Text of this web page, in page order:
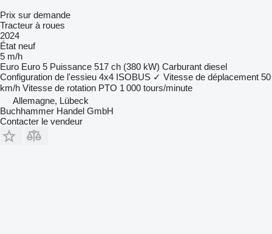
Prix sur demande
Tracteur à roues
2024
État neuf
5 m/h
Euro Euro 5 Puissance 517 ch (380 kW) Carburant diesel
Configuration de l'essieu 4x4 ISOBUS ✓ Vitesse de déplacement 50
km/h Vitesse de rotation PTO 1 000 tours/minute
Allemagne, Lübeck
Buchhammer Handel GmbH
Contacter le vendeur